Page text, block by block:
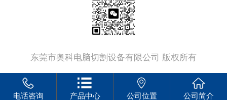
东莞市奥科电脑切割设备有限公司 版权所有
电话咨询 产品中心 公司位置 公司简介